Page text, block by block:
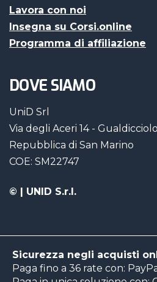
Lavora con noi
Insegna su Corsi.online
Programma di affiliazione
DOVE SIAMO
UniD Srl
Via degli Aceri 14 -
Repubblica di San Marino
COE: SM22747
© | UNID S.r.l.
Sicurezza negli acquisti
Paga fino a 36 rate con: